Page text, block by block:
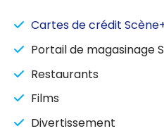
Cartes de crédit
Portail de magasinage
Restaurants
Films
Divertissement